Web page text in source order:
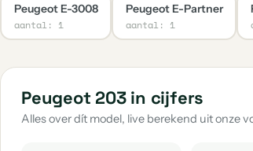
Peugeot E-3008
aantal: 1
Peugeot E-Partner
aantal: 1
Peugeot 203 in cijfers
Alles over dít model, live berekend uit onze